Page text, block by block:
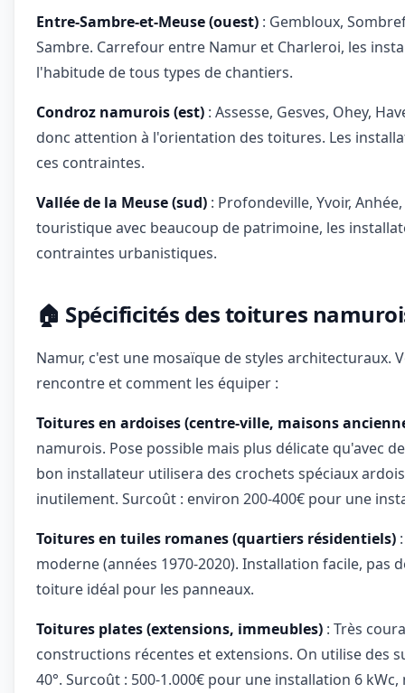
Entre-Sambre-et-Meuse (ouest) : Gembloux,
Sambre. Carrefour entre Namur et Charleroi, les
l'habitude de tous types de chantiers.
Condroz namurois (est) : Assesse, Gesves, Ohey,
donc attention à l'orientation des toitures. Les
ces contraintes.
Vallée de la Meuse (sud) : Profondeville, Yvoir,
touristique avec beaucoup de patrimoine, les
contraintes urbanistiques.
🏠 Spécificités des toitures
Namur, c'est une mosaïque de styles architecturaux.
rencontre et comment les équiper :
Toitures en ardoises (centre-ville, maisons
namurois. Pose possible mais plus délicate qu'avec
bon installateur utilisera des crochets spéciaux
inutilement. Surcoût : environ 200-400€ pour une
Toitures en tuiles romanes (quartiers résidentiels)
moderne (années 1970-2020). Installation facile, pas
toiture idéal pour les panneaux.
Toitures plates (extensions, immeubles) : Très
constructions récentes et extensions. On utilise des
40°. Surcoût : 500-1.000€ pour une installation 6